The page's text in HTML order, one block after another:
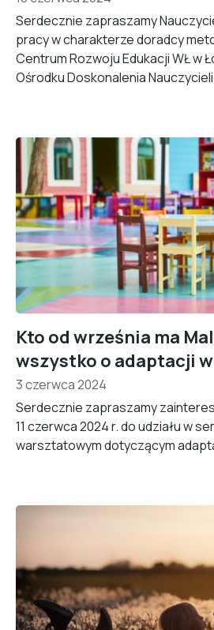
Serdecznie zapraszamy
pracy w charakterze doradcy
Centrum Rozwoju Edukacji WŁ w
Ośrodku Doskonalenia
Kto od września ma
wszystko o adaptacji
3 czerwca 2024
Serdecznie zapraszamy
11 czerwca 2024 r. do udziału w
warsztatowym dotyczącym